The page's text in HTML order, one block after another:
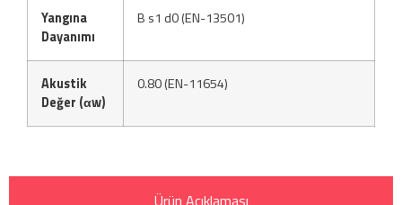
Yangına
Dayanımı
B s1 d0 (EN-13501)
Akustik
Değer (αw)
0.80 (EN-11654)